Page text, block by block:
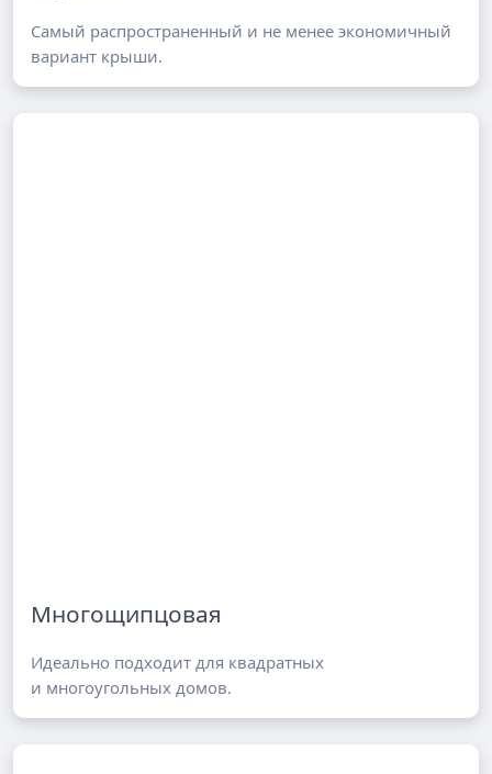
Самый распространенный и не менее экономичный
вариант крыши.
Многощипцовая
Идеально подходит для квадратных
и многоугольных домов.